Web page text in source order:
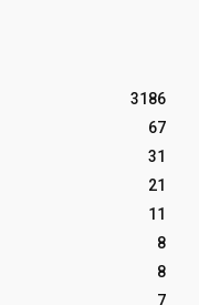
3186
67
31
21
11
8
8
7